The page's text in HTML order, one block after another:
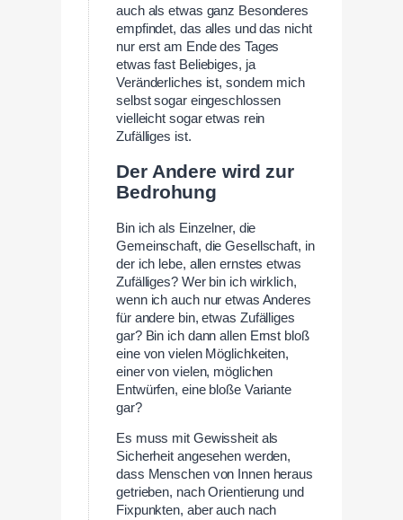
auch als etwas ganz Besonderes
empfindet, das alles und das nicht
nur erst am Ende des Tages
etwas fast Beliebiges, ja
Veränderliches ist, sondern mich
selbst sogar eingeschlossen
vielleicht sogar etwas rein
Zufälliges ist.
Der Andere wird zur
Bedrohung
Bin ich als Einzelner, die
Gemeinschaft, die Gesellschaft, in
der ich lebe, allen ernstes etwas
Zufälliges? Wer bin ich wirklich,
wenn ich auch nur etwas Anderes
für andere bin, etwas Zufälliges
gar? Bin ich dann allen Ernst bloß
eine von vielen Möglichkeiten,
einer von vielen, möglichen
Entwürfen, eine bloße Variante
gar?
Es muss mit Gewissheit als
Sicherheit angesehen werden,
dass Menschen von Innen heraus
getrieben, nach Orientierung und
Fixpunkten, aber auch nach